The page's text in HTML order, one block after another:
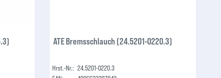
ATE Bremsschlauch (24.5201-0220.3)
Hrst.-Nr.: 24.5201-0220.3